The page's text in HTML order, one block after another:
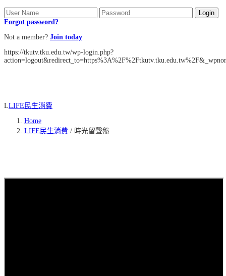
Forgot password?
Not a member? Join today
https://tkutv.tku.edu.tw/wp-login.php?
LLIFE民生消費
Home
LIFE民生消費 / 時光留聲盤